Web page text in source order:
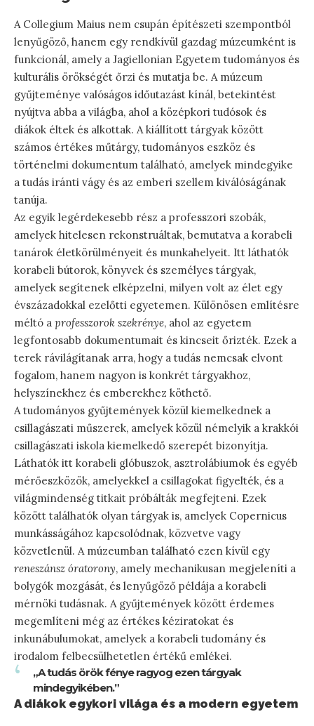
A Collegium Maius nem csupán építészeti szempontból
lenyűgöző, hanem egy rendkívül gazdag múzeumként is
funkcionál, amely a Jagiellonian Egyetem tudományos és
kulturális örökségét őrzi és mutatja be. A múzeum
gyűjteménye valóságos időutazást kínál, betekintést
nyújtva abba a világba, ahol a középkori tudósok és
diákok éltek és alkottak. A kiállított tárgyak között
számos értékes műtárgy, tudományos eszköz és
történelmi dokumentum található, amelyek mindegyike
a tudás iránti vágy és az emberi szellem kiválóságának
tanúja.
Az egyik legérdekesebb rész a professzori szobák,
amelyek hitelesen rekonstruáltak, bemutatva a korabeli
tanárok életkörülményeit és munkahelyeit. Itt láthatók
korabeli bútorok, könyvek és személyes tárgyak,
amelyek segítenek elképzelni, milyen volt az élet egy
évszázadokkal ezelőtti egyetemen. Különösen említésre
méltó a professzorok szekrénye, ahol az egyetem
legfontosabb dokumentumait és kincseit őrizték. Ezek a
terek rávilágítanak arra, hogy a tudás nemcsak elvont
fogalom, hanem nagyon is konkrét tárgyakhoz,
helyszínekhez és emberekhez köthető.
A tudományos gyűjtemények közül kiemelkednek a
csillagászati műszerek, amelyek közül némelyik a krakkói
csillagászati iskola kiemelkedő szerepét bizonyítja.
Láthatók itt korabeli glóbuszok, asztrolábiumok és egyéb
mérőeszközök, amelyekkel a csillagokat figyelték, és a
világmindenség titkait próbálták megfejteni. Ezek
között találhatók olyan tárgyak is, amelyek Copernicus
munkásságához kapcsolódnak, közvetve vagy
közvetlenül. A múzeumban található ezen kívül egy
reneszánsz óratorony, amely mechanikusan megjeleníti a
bolygók mozgását, és lenyűgöző példája a korabeli
mérnöki tudásnak. A gyűjtemények között érdemes
megemlíteni még az értékes kéziratokat és
inkunábulumokat, amelyek a korabeli tudomány és
irodalom felbecsülhetetlen értékű emlékei.
„A tudás örök fénye ragyog ezen tárgyak
mindegyikében.”
A diákok egykori világa és a modern egyetem